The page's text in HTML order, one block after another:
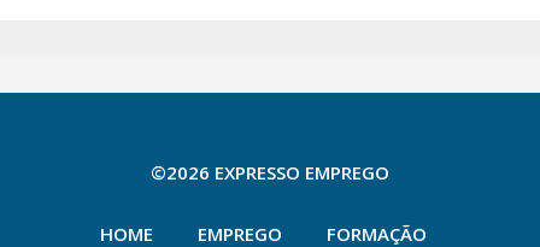
©2026 EXPRESSO EMPREGO
HOME EMPREGO FORMAÇÃO